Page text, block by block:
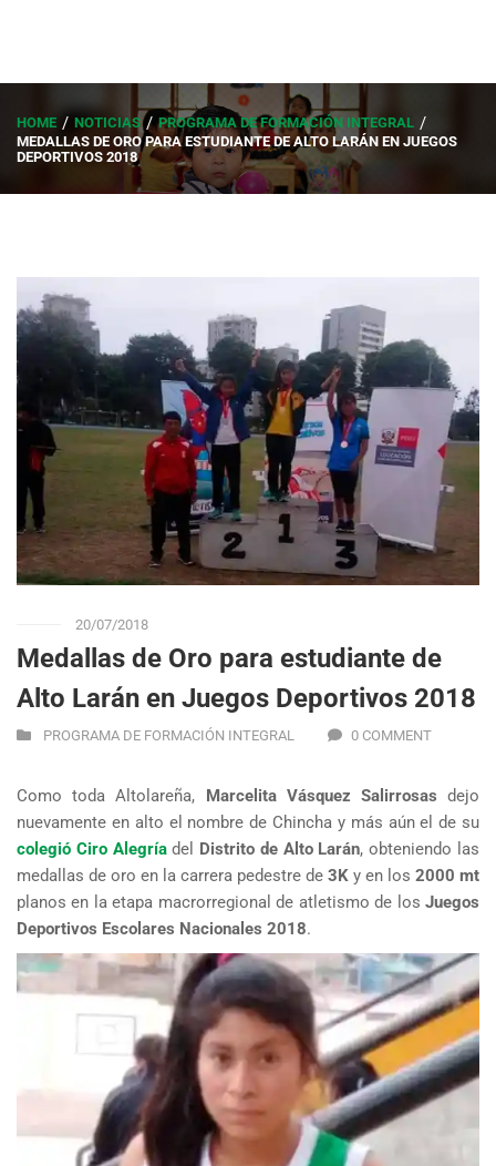
HOME NOTICIAS
PROGRAMA DE FORMACIÓN INTEGRAL
MEDALLAS DE ORO PARA ESTUDIANTE DE ALTO LARÁN EN JUEGOS
DEPORTIVOS 2018
20/07/2018
Medallas de Oro para estudiante de
Alto Larán en Juegos Deportivos 2018
PROGRAMA DE FORMACIÓN INTEGRAL 0 COMMENT
Como toda Altolareña, Marcelita Vásquez Salirrosas dejo
nuevamente en alto el nombre de Chincha y más aún el de su
colegió Ciro Alegríadel Distrito de Alto Larán, obteniendo las
medallas de oro en la carrera pedestre de 3K y en los 2000 mt
planos en la etapa macrorregional de atletismo de los Juegos
Deportivos Escolares Nacionales 2018.